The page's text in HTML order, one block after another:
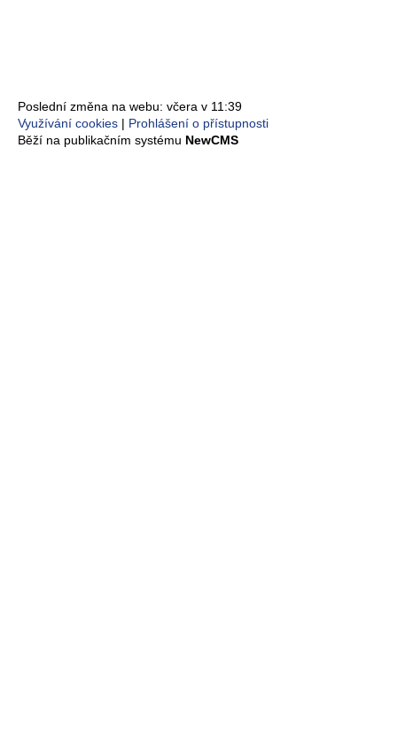
Poslední změna na webu: včera v 11:39
Využívání cookies
Prohlášení o přístupnosti
Běží na publikačním systému NewCMS